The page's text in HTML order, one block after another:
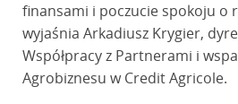
finansami i poczucie spokoju o
wyjaśnia Arkadiusz Krygier,
Współpracy z Partnerami i
Agrobiznesu w Credit Agricole.